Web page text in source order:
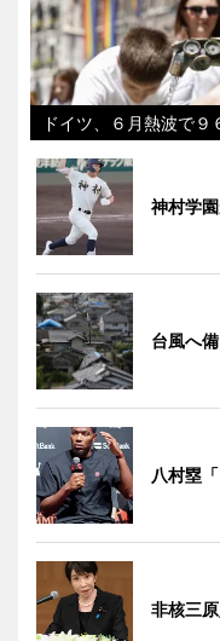
ドイツ、６月熱波で９
神村学
台風へ
八村塁
非核三